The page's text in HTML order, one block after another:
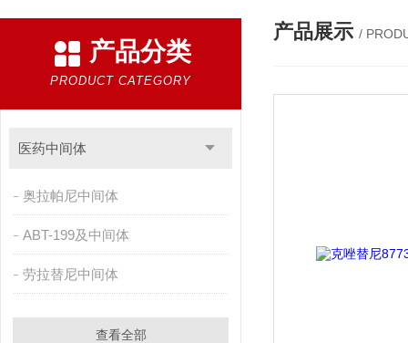
产品分类
PRODUCT CATEGORY
医药中间体
奥拉帕尼中间体
ABT-199及中间体
劳拉替尼中间体
查看全部
产品展示 /